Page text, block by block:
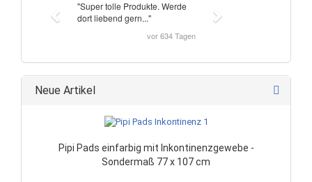
Neue Artikel
Pipi Pads einfarbig mit Inkontinenzgewebe -
Sondermaß 77 x 107 cm